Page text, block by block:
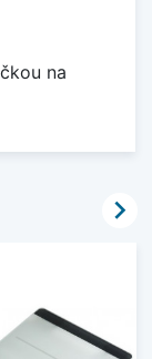
na
